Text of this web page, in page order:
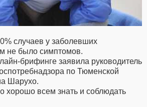
случаев у заболевших
не было симптомов.
брифинге заявила руководитель
по Тюменской
Шарухо.
хорошо всем знать и соблюдать